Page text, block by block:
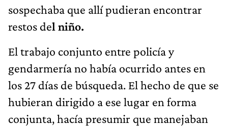
sospechaba que allí pudieran encontrar
restos del niño.
El trabajo conjunto entre policía y
gendarmería no había ocurrido antes en
los 27 días de búsqueda. El hecho de que se
hubieran dirigido a ese lugar en forma
conjunta, hacía presumir que manejaban